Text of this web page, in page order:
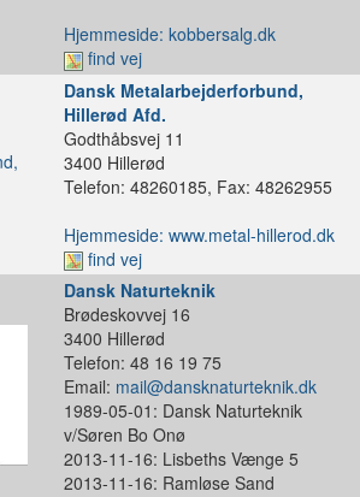
Hjemmeside: kobbersalg.dk
find vej
Dansk Metalarbejderforbund,
Hillerød Afd.
Godthåbsvej 11
3400 Hillerød
Telefon: 48260185, Fax: 48262955
Hjemmeside: www.metal-hillerod.dk
find vej
Dansk Naturteknik
Brødeskovvej 16
3400 Hillerød
Telefon: 48 16 19 75
Email: mail@dansknaturteknik.dk
1989-05-01: Dansk Naturteknik
v/Søren Bo Onø
2013-11-16: Lisbeths Vænge 5
2013-11-16: Ramløse Sand